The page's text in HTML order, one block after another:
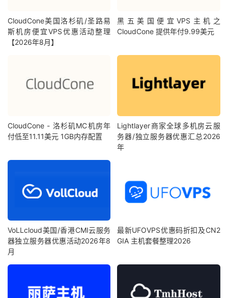
CloudCone美国洛杉矶/圣路易
斯机房便宜VPS优惠活动整理
【2026年8月】
黑五美国便宜VPS主机之
CloudCone 提供年付9.99美元
CloudCone - 洛杉矶MC机房年
付低至11.11美元 1GB内存配置
Lightlayer商家全球多机房云服
务器/独立服务器优惠汇总2026
年
VoLLcloud美国/香港CMI云服务
器独立服务器优惠活动2026年8
月
最新UFOVPS优惠码折扣及CN2
GIA 主机套餐整理2026